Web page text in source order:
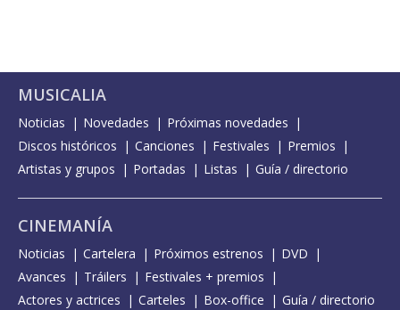
MUSICALIA
Noticias Novedades
Próximas novedades
Discos históricos
Canciones Festivales
Premios
Artistas y grupos
Portadas Listas Guía / directorio
CINEMANÍA
Noticias Cartelera Próximos estrenos
DVD
Avances
Tráilers
Festivales + premios
Actores y actrices
Carteles Box-office Guía / directorio